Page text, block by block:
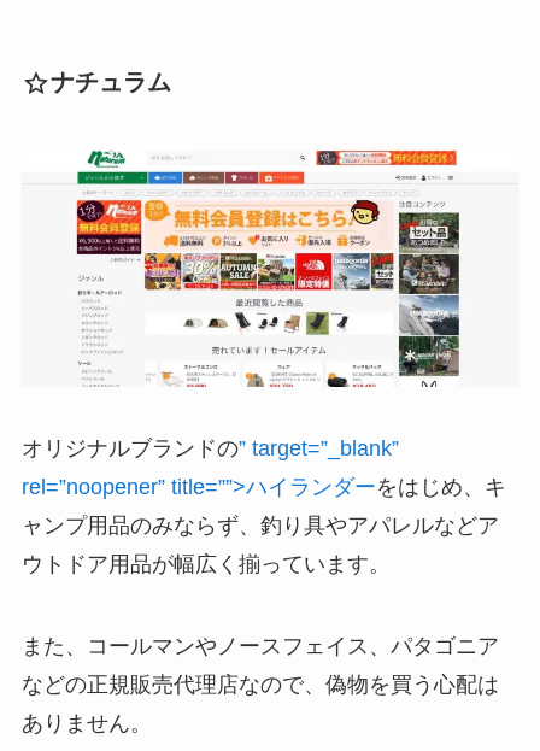
ナチュラム
オリジナルブランドの” target=”_blank”
rel=”noopener” title=””>ハイランダーをはじめ、キ
ャンプ用品のみならず、釣り具やアパレルなどア
ウトドア用品が幅広く揃っています。
また、コールマンやノースフェイス、パタゴニア
などの正規販売代理店なので、偽物を買う心配は
ありません。